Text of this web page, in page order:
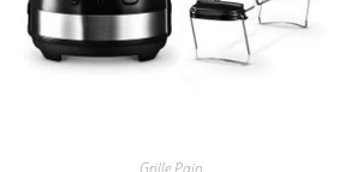
Grille Pain